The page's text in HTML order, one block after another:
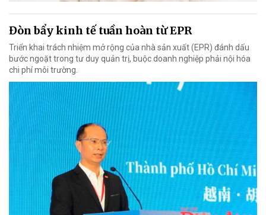
Đòn bẩy kinh tế tuần hoàn từ EPR
Triển khai trách nhiệm mở rộng của nhà sản xuất (EPR) đánh dấu
bước ngoặt trong tư duy quản trị, buộc doanh nghiệp phải nội hóa
chi phí môi trường.